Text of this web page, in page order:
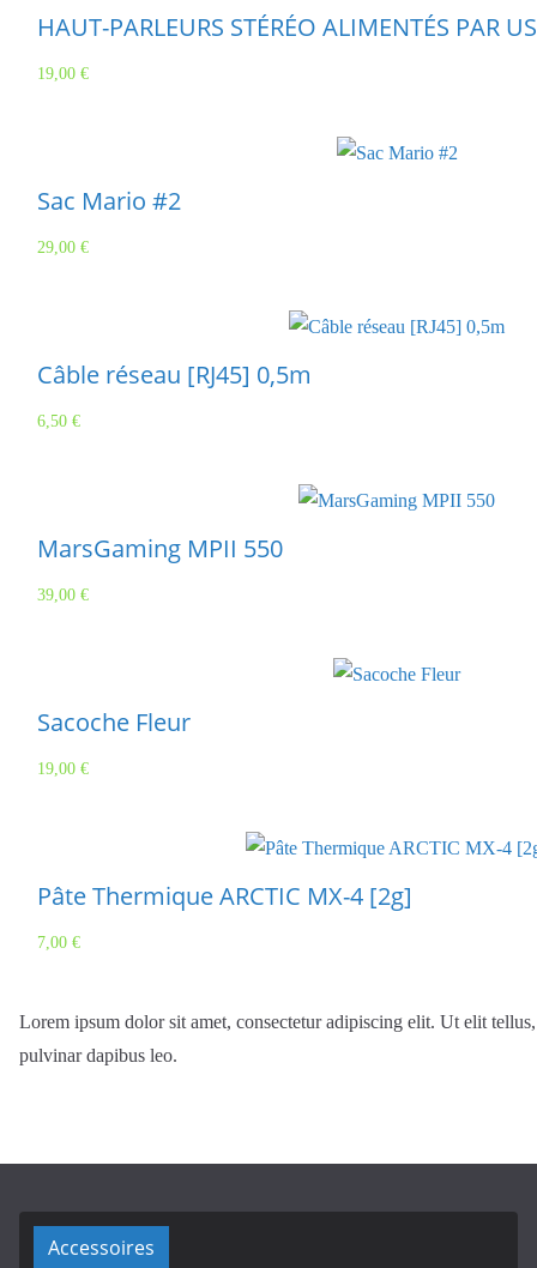
HAUT-PARLEURS STÉRÉO ALIMENTÉS PAR
19,00 €
Sac Mario #2
29,00 €
Câble réseau [RJ45] 0,5m
6,50 €
MarsGaming MPII 550
39,00 €
Sacoche Fleur
19,00 €
Pâte Thermique ARCTIC MX-4 [2g]
7,00 €
Lorem ipsum dolor sit amet, consectetur adipiscing elit. Ut elit
pulvinar dapibus leo.
Accessoires